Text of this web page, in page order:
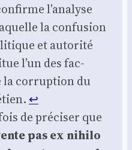
l’analyse
la confu­sion
et auto­ri­té
l’un des fac­
la cor­rup­tion du
↩︎
de pré­ci­ser que
pas ex nihi­lo